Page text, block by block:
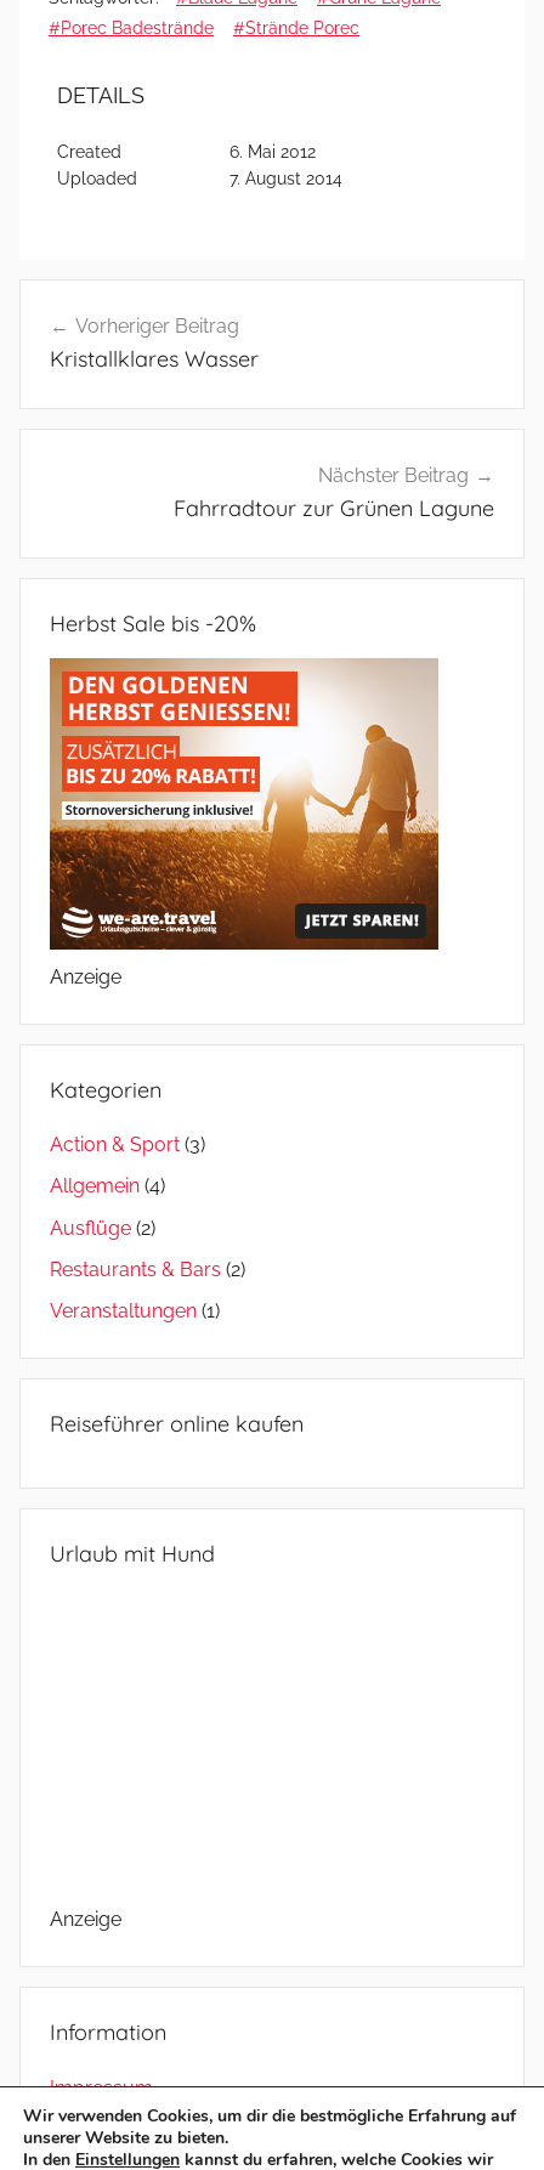
#Porec Badestrände
#Strände Porec
DETAILS
Created
6. Mai 2012
Uploaded
7. August 2014
Vorheriger Beitrag
Kristallklares Wasser
Nächster Beitrag
Fahrradtour zur Grünen Lagune
Herbst Sale bis -20%
Anzeige
Kategorien
Action & Sport (3)
Allgemein (4)
Ausflüge (2)
Restaurants & Bars (2)
Veranstaltungen (1)
Reiseführer online kaufen
Urlaub mit Hund
Anzeige
Information
Impressum
Datenschutz
Wir verwenden Cookies, um dir die bestmögliche Erfahrung auf
unserer Website zu bieten.
In den Einstellungen kannst du erfahren, welche Cookies wir